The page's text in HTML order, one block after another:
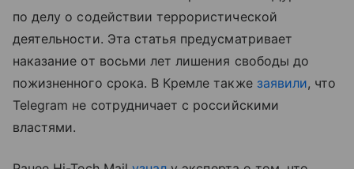
по делу о содействии террористической
деятельности. Эта статья предусматривает
наказание от восьми лет лишения свободы до
пожизненного срока. В Кремле также заявили, что
Telegram не сотрудничает с российскими
властями.